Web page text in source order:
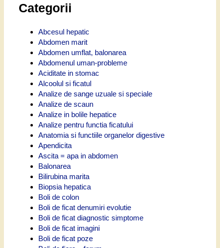
Categorii
Abcesul hepatic
Abdomen marit
Abdomen umflat, balonarea
Abdomenul uman-probleme
Aciditate in stomac
Alcoolul si ficatul
Analize de sange uzuale si speciale
Analize de scaun
Analize in bolile hepatice
Analize pentru functia ficatului
Anatomia si functiile organelor digestive
Apendicita
Ascita = apa in abdomen
Balonarea
Bilirubina marita
Biopsia hepatica
Boli de colon
Boli de ficat denumiri evolutie
Boli de ficat diagnostic simptome
Boli de ficat imagini
Boli de ficat poze